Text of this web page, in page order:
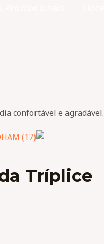
confortável e agradável.
Tríplice